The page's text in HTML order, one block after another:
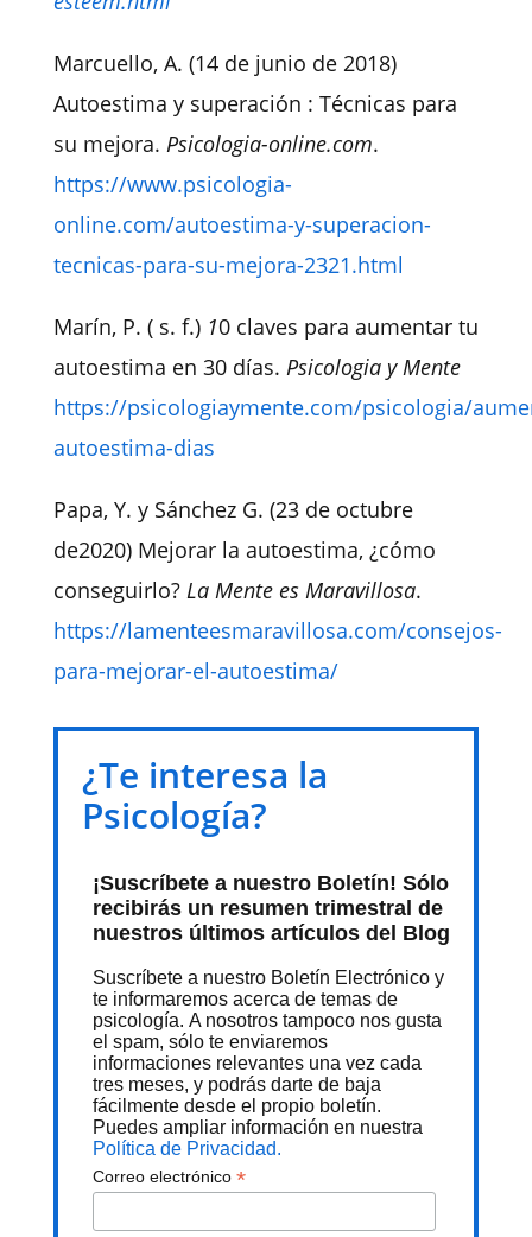
Marcuello, A. (14 de junio de 2018)
Autoestima y superación : Técnicas para
su mejora. Psicologia-online.com.
https://www.psicologia-
online.com/autoestima-y-superacion-
tecnicas-para-su-mejora-2321.html
Marín, P. ( s. f.) 10 claves para aumentar tu
autoestima en 30 días. Psicologia y Mente
https://psicologiaymente.com/psicologia/
autoestima-dias
Papa, Y. y Sánchez G. (23 de octubre
de2020) Mejorar la autoestima, ¿cómo
conseguirlo? La Mente es Maravillosa.
https://lamenteesmaravillosa.com/consejos-
para-mejorar-el-autoestima/
¿Te interesa la
Psicología?
¡Suscríbete a nuestro Boletín! Sólo
recibirás un resumen trimestral de
nuestros últimos artículos del Blog
Suscríbete a nuestro Boletín Electrónico y
te informaremos acerca de temas de
psicología. A nosotros tampoco nos gusta
el spam, sólo te enviaremos
informaciones relevantes una vez cada
tres meses, y podrás darte de baja
fácilmente desde el propio boletín.
Puedes ampliar información en nuestra
Política de Privacidad.
Correo electrónico*